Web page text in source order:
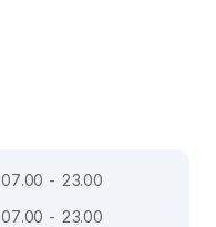
07.00 - 23.00
07.00 - 23.00